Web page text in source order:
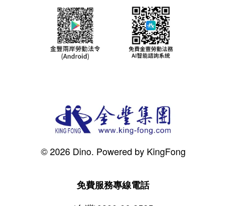
© 2026 Dino. Powered by KingFong
免費服務專線電話